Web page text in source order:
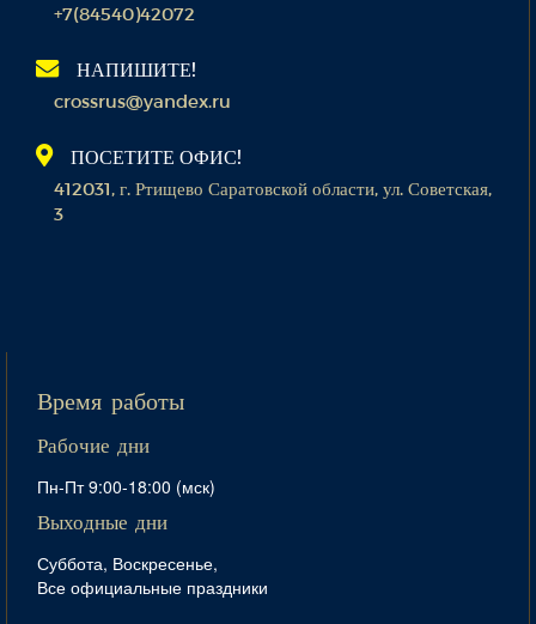
+7(84540)42072
НАПИШИТЕ!
crossrus@yandex.ru
ПОСЕТИТЕ ОФИС!
412031, г. Ртищево Саратовской области, ул. Советская,
3
Время работы
Рабочие дни
Пн-Пт 9:00-18:00 (мск)
Выходные дни
Суббота, Воскресенье,
Все официальные праздники